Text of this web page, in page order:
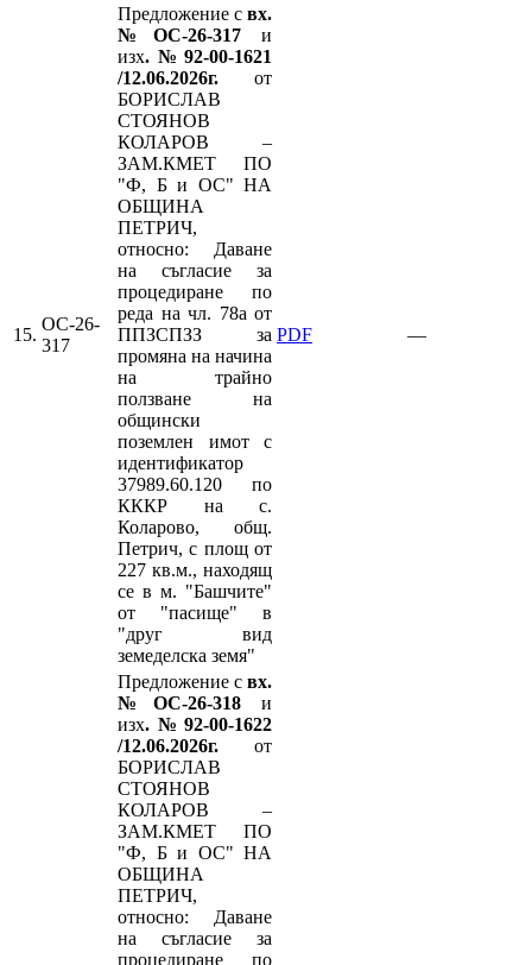
15.
ОС-26-
317
Предложение с вх.
№ОС-26-317и
изх.№92-00-1621
/12.06.2026г. от
БОРИСЛАВ
СТОЯНОВ
КОЛАРОВ –
ЗАМ.КМЕТ ПО
"Ф, Б и ОС" НА
ОБЩИНА
ПЕТРИЧ,
относно: Даване
на съгласие за
процедиране по
реда на чл. 78а от
ППЗСПЗЗ за
промяна на начина
на трайно
ползване на
общински
поземлен имот с
идентификатор
37989.60.120 по
КККР на с.
Коларово, общ.
Петрич, с площ от
227 кв.м., находящ
се в м. "Башчите"
от "пасище" в
"друг вид
земеделска земя"
PDF —
Предложение с вх.
№ОС-26-318и
изх.№92-00-1622
/12.06.2026г. от
БОРИСЛАВ
СТОЯНОВ
КОЛАРОВ –
ЗАМ.КМЕТ ПО
"Ф, Б и ОС" НА
ОБЩИНА
ПЕТРИЧ,
относно: Даване
на съгласие за
процедиране по